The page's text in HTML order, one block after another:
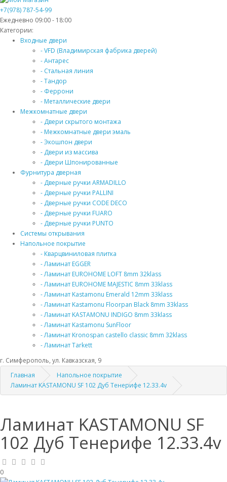
+7(978) 787-54-99
Ежедневно 09:00 - 18:00
Категории:
Входные двери
- VFD (Владимирская фабрика дверей)
- Антарес
- Стальная линия
- Тандор
- Феррони
- Металлические двери
Межкомнатные двери
- Двери скрытого монтажа
- Межкомнатные двери эмаль
- Экошпон двери
- Двери из массива
- Двери Шпонированные
Фурнитура дверная
- Дверные ручки ARMADILLO
- Дверные ручки PALLINI
- Дверные ручки CODE DECO
- Дверные ручки FUARO
- Дверные ручки PUNTO
Системы открывания
Напольное покрытие
- Кварцвиниловая плитка
- Ламинат EGGER
- Ламинат EUROHOME LOFT 8mm 32klass
- Ламинат EUROHOME MAJESTIC 8mm 33klass
- Ламинат Kastamonu Emerald 12mm 33klass
- Ламинат Kastamonu Floorpan Black 8mm 33klass
- Ламинат KASTAMONU INDIGO 8mm 33klass
- Ламинат Kastamonu SunFloor
- Ламинат Kronospan castello classic 8mm 32klass
- Ламинат Tarkett
г. Симферополь, ул. Кавказская, 9
Главная
Напольное покрытие
Ламинат KASTAMONU SF 102 Дуб Тенерифе 12.33.4v
Ламинат KASTAMONU SF
102 Дуб Тенерифе 12.33.4v
0